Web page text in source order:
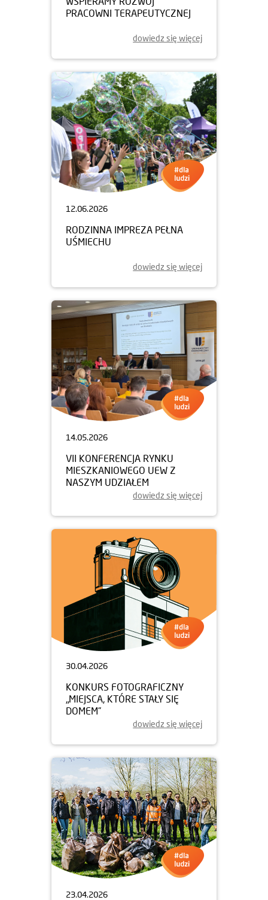
PRACOWNI TERAPEUTYCZNEJ
dowiedz się więcej
12.06.2026
RODZINNA IMPREZA PEŁNA
UŚMIECHU
dowiedz się więcej
14.05.2026
VII KONFERENCJA RYNKU
MIESZKANIOWEGO UEW Z
NASZYM UDZIAŁEM
dowiedz się więcej
30.04.2026
KONKURS FOTOGRAFICZNY
„MIEJSCA, KTÓRE STAŁY SIĘ
DOMEM”
dowiedz się więcej
23.04.2026